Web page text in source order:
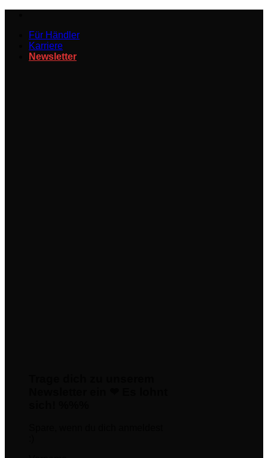
springenFür Händler
Karriere
Newsletter